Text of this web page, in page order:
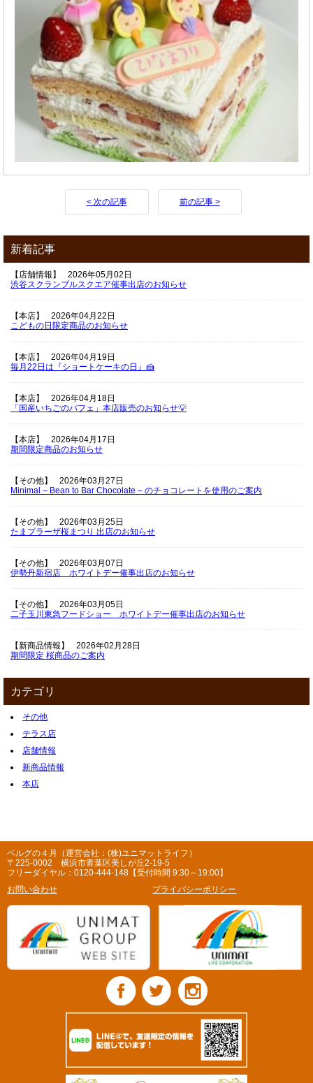
< 次の記事 前の記事 >
新着記事
【店舗情報】
2026年05月02日
渋谷スクランブルスクエア催事出店のお知らせ
【本店】
2026年04月22日
こどもの日限定商品のお知らせ
【本店】
2026年04月19日
毎月22日は『ショートケーキの日』🍰
【本店】
2026年04月18日
「国産いちごのパフェ」本店販売のお知らせ💡
【本店】
2026年04月17日
期間限定商品のお知らせ
【その他】
2026年03月27日
Minimal – Bean to Bar Chocolate – のチョコレートを使用のご案内
【その他】
2026年03月25日
たまプラーザ桜まつり 出店のお知らせ
【その他】
2026年03月07日
伊勢丹新宿店 ホワイトデー催事出店のお知らせ
【その他】
2026年03月05日
二子玉川東急フードショー ホワイトデー催事出店のお知らせ
【新商品情報】
2026年02月28日
期間限定 桜商品のご案内
カテゴリ
その他
テラス店
店舗情報
新商品情報
本店
ベルグの４月（運営会社：(株)ユニマットライフ）
〒225-0002 横浜市青葉区美しが丘2-19-5
フリーダイヤル：0120-444-148【受付時間 9:30～19:00】
お問い合わせ
プライバシーポリシー